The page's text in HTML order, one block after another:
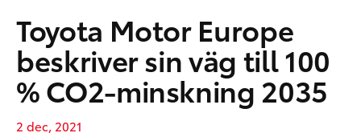
Toyota Motor Europe
beskriver sin väg till 100
% CO2-minskning 2035
2 dec, 2021